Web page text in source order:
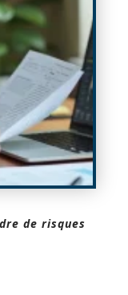
de risques